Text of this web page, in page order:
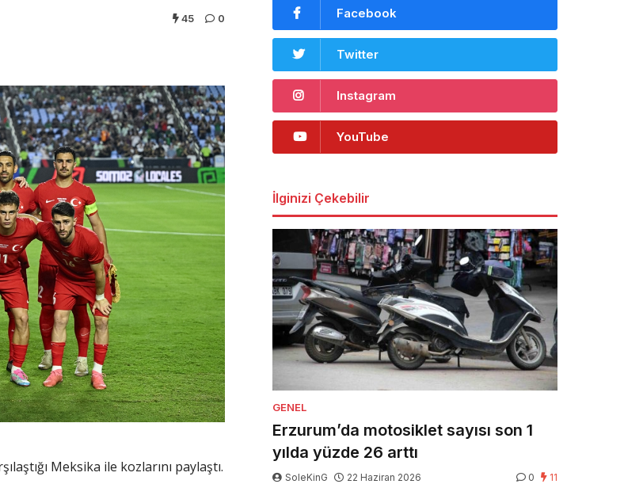
45 0
Meksika ile kozlarını paylaştı.
Facebook
Twitter
Instagram
YouTube
İlginizi Çekebilir
GENEL
Erzurum’da motosiklet sayısı son 1
yılda yüzde 26 arttı
SoleKinG 22 Haziran 2026 0 11